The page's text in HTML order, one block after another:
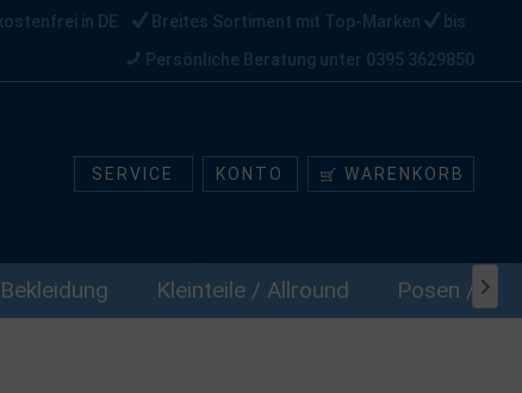
in DE Breites Sortiment mit Top-Marken
bis
Persönliche Beratung unter 0395 3629850
SERVICE KONTO WARENKORB
Bekleidung Kleinteile / Allround Posen / 